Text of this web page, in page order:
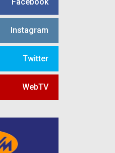
Facebook
Instagram
Twitter
WebTV